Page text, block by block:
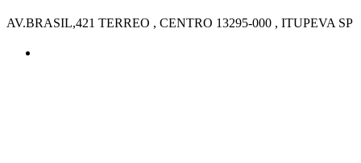
AV.BRASIL,421 TERREO , CENTRO 13295-000 , ITUPEVA SP